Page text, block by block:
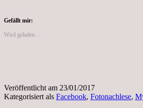
Gefällt mir:
Wird geladen …
Veröffentlicht am 23/01/2017
Kategorisiert als Facebook, Fotonachlese,